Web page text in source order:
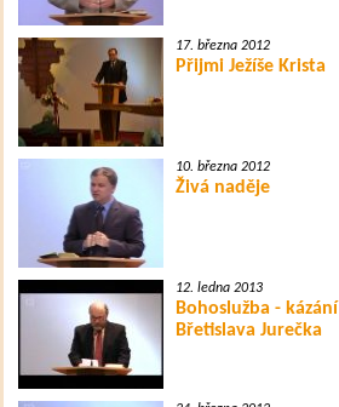
17. března 2012
Přijmi Ježíše Krista
10. března 2012
Živá naděje
12. ledna 2013
Bohoslužba - kázání
Břetislava Jurečka